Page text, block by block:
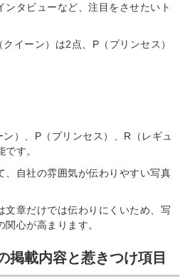
ンタビューなど、注目をさせたいト
イーン）は2点、P（プリンセス）
）、P（プリンセス）、R（レギュ
す。
、自社の雰囲気が伝わりやすい写真
文章だけでは伝わりにくいため、写
心が高まります。
掲載内容と惹きつけ項目